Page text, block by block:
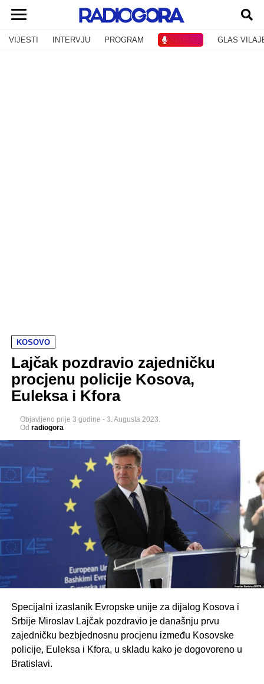
VIJESTI INTERVJU PROGRAM SLUŠAJ GLAS
KOSOVO
Lajčak pozdravio zajedničku
procjenu policije Kosova,
Euleksa i Kfora
Objavljeno prije 3 godine - 3. Augusta 2023.
Od radiogora
Specijalni izaslanik Evropske unije za dijalog Kosova i
Srbije Miroslav Lajčak pozdravio je današnju prvu
zajedničku bezbjednosnu procjenu između Kosovske
policije, Euleksa i Kfora, u skladu kako je dogovoreno u
Bratislavi.